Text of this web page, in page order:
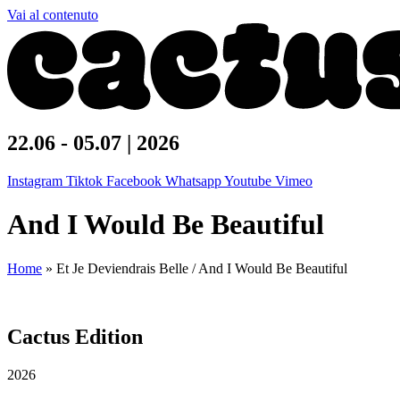
Vai al contenuto
22.06 - 05.07 | 2026
Instagram Tiktok Facebook WhatsappYoutube Vimeo
And I Would Be Beautiful
Home » Et Je Deviendrais Belle / And I Would Be Beautiful
Cactus Edition
2026